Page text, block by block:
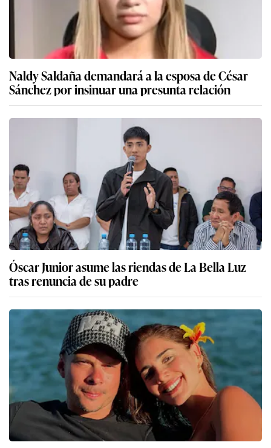
Naldy Saldaña demandará a la esposa de César
Sánchez por insinuar una presunta relación
Óscar Junior asume las riendas de La Bella Luz
tras renuncia de su padre